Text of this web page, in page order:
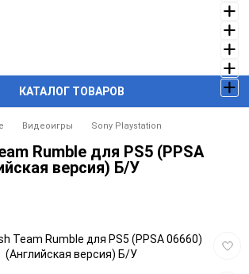
КАТАЛОГ ТОВАРОВ
Видеоигры Sony Playstation
Rumble для PS5 (PPSA
версия) Б/У